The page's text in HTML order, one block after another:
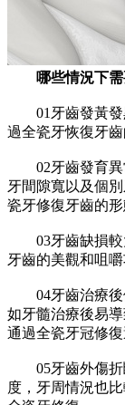
哪些情況下需
01牙齒發黃發
過全瓷牙恢復牙齒
02牙齒發育異
牙間隙寬以及個
瓷牙修復牙齒的形
03牙齒缺損較
牙齒的美觀和咀嚼
04牙齒治療後
如牙髓治療後易
通過全瓷牙冠修復
05牙齒外傷折
度，牙周情況也